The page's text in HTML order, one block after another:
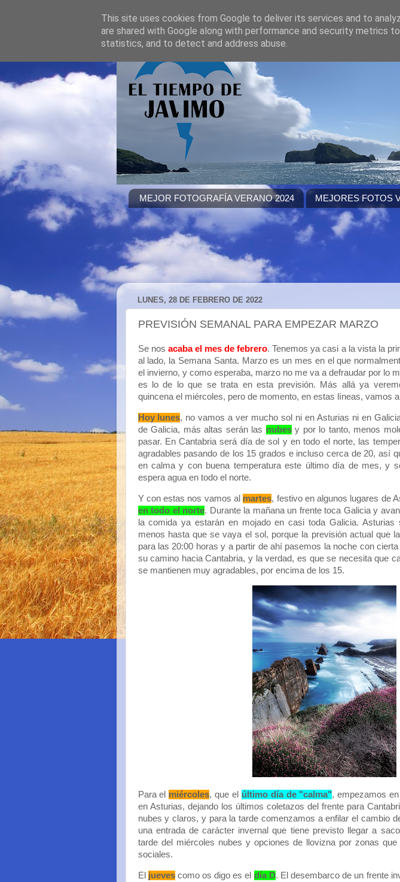
MEJOR FOTOGRAFÍA VERANO 2024 MEJORES FOTOS
LUNES, 28 DE FEBRERO DE 2022
PREVISIÓN SEMANAL PARA EMPEZAR MARZO
Se nos acaba el mes de febrero. Tenemos ya casi a la vista la
al lado, la Semana Santa. Marzo es un mes en el que
el invierno, y como esperaba, marzo no me va a defraudar por lo
es lo de lo que se trata en esta previsión. Más allá ya
quincena el miércoles, pero de momento, en estas líneas, vamos
Hoy lunes, no vamos a ver mucho sol ni en Asturias ni en
de Galicia, más altas serán las nubesy por lo tanto, menos
pasar. En Cantabria será día de sol y en todo el norte, las
agradables pasando de los 15 grados e incluso cerca de 20, así
en calma y con buena temperatura este último día de mes, y
espera agua en todo el norte.
Y con estas nos vamos al martes, festivo en algunos lugares de
en todo el norte. Durante la mañana un frente toca Galicia y
la comida ya estarán en mojado en casi toda Galicia.
menos hasta que se vaya el sol, porque la previsión actual que
para las 20:00 horas y a partir de ahí pasemos la noche con
su camino hacia Cantabria, y la verdad, es que se necesita que
se mantienen muy agradables, por encima de los 15.
Para el miércoles, que el último día de "calma", empezamos
en Asturias, dejando los últimos coletazos del frente para
nubes y claros, y para la tarde comenzamos a enfilar el cambio
una entrada de carácter invernal que tiene previsto llegar a
tarde del miércoles nubes y opciones de llovizna por zonas
sociales.
El juevescomo os digo es el día D. El desembarco de un frente
This site uses cookies from Google to deliver its services and to
are shared with Google along with performance and security metrics
statistics, and to detect and address abuse.